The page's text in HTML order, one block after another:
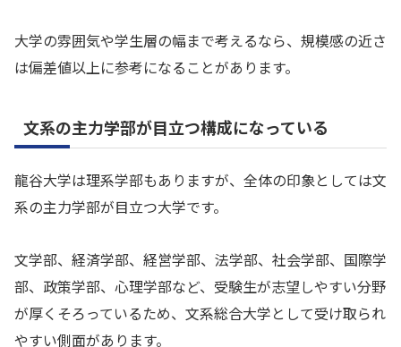
大学の雰囲気や学生層の幅まで考えるなら、規模感の近さ
は偏差値以上に参考になることがあります。
文系の主力学部が目立つ構成になっている
龍谷大学は理系学部もありますが、全体の印象としては文
系の主力学部が目立つ大学です。
文学部、経済学部、経営学部、法学部、社会学部、国際学
部、政策学部、心理学部など、受験生が志望しやすい分野
が厚くそろっているため、文系総合大学として受け取られ
やすい側面があります。